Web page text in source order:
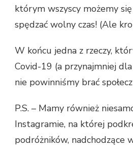
którym wszyscy możemy
spędzać wolny czas! (Ale
W końcu jedna z rzeczy,
Covid-19 (a przynajmniej
nie powinniśmy brać
P.S. – Mamy również
Instagramie, na której
podróżników, nadchodzące